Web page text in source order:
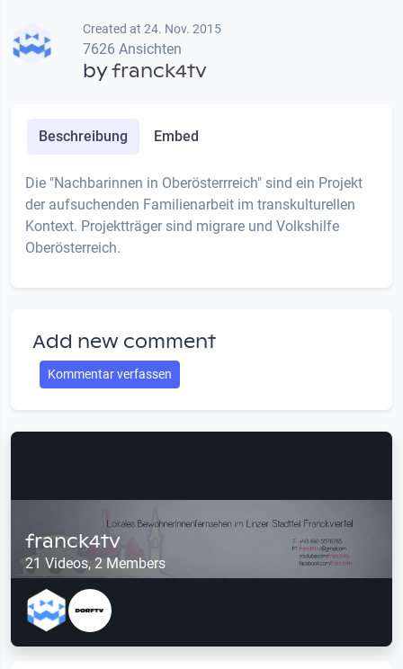
Created at 24. Nov. 2015
7626 Ansichten
byfranck4tv
Beschreibung Embed
Die "Nachbarinnen in Oberösterrreich" sind ein Projekt
der aufsuchenden Familienarbeit im transkulturellen
Kontext. Projektträger sind migrare und Volkshilfe
Oberösterreich.
Add new comment
Kommentar verfassen
franck4tv
21 Videos, 2 Members